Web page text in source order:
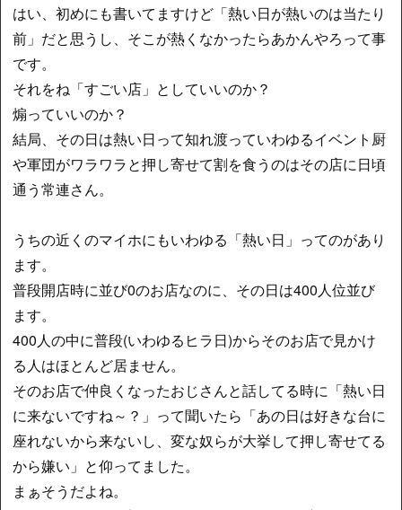
はい、初めにも書いてますけど「熱い日が熱いのは当たり
前」だと思うし、そこが熱くなかったらあかんやろって事
です。
それをね「すごい店」としていいのか？
煽っていいのか？
結局、その日は熱い日って知れ渡っていわゆるイベント厨
や軍団がワラワラと押し寄せて割を食うのはその店に日頃
通う常連さん。
うちの近くのマイホにもいわゆる「熱い日」ってのがあり
ます。
普段開店時に並び0のお店なのに、その日は400人位並び
ます。
400人の中に普段(いわゆるヒラ日)からそのお店で見かけ
る人はほとんど居ません。
そのお店で仲良くなったおじさんと話してる時に「熱い日
に来ないですね～？」って聞いたら「あの日は好きな台に
座れないから来ないし、変な奴らが大挙して押し寄せてる
から嫌い」と仰ってました。
まぁそうだよね。